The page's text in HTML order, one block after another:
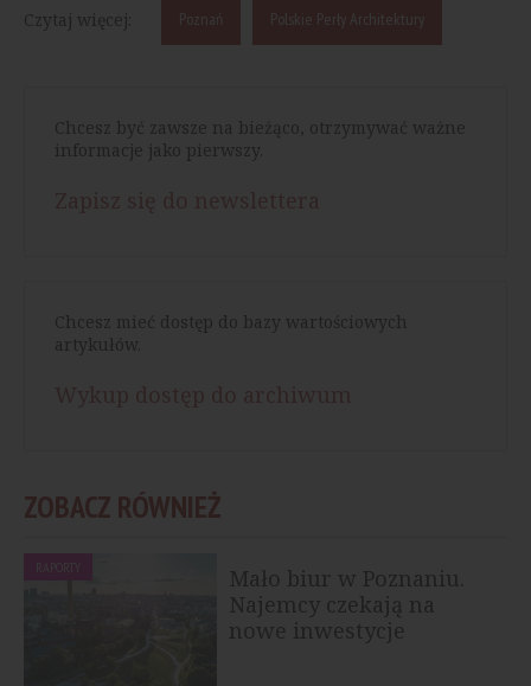
Czytaj więcej: Poznań Polskie Perły Architektury
Chcesz być zawsze na bieżąco, otrzymywać ważne
informacje jako pierwszy.
Chcesz mieć dostęp do bazy wartościowych
artykułów.
ZOBACZ RÓWNIEŻ
RAPORTY
Mało biur w Poznaniu.
Najemcy czekają na
nowe inwestycje